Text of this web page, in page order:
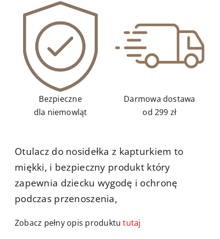
Bezpieczne
dla niemowląt
Darmowa dostawa
od 299 zł
Otulacz do nosidełka z kapturkiem to
miękki, i bezpieczny produkt który
zapewnia dziecku wygodę i ochronę
podczas przenoszenia,
Zobacz pełny opis produktututaj